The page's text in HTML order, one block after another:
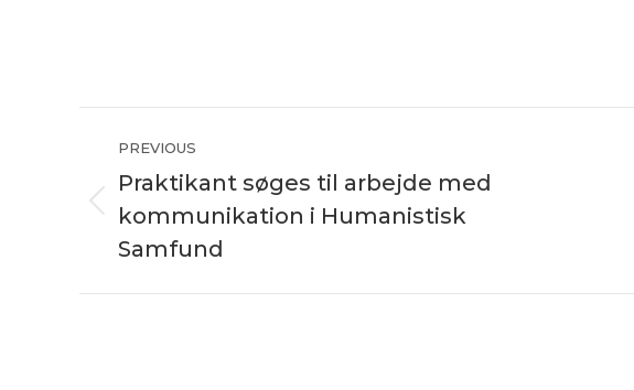
navigation
PREVIOUS
Previous
post:
Praktikant søges til arbejde med
kommunikation i Humanistisk
Samfund